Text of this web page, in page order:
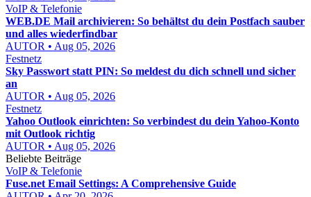
VoIP & Telefonie
WEB.DE Mail archivieren: So behältst du dein Postfach sauber
und alles wiederfindbar
AUTOR • Aug 05, 2026
Festnetz
Sky Passwort statt PIN: So meldest du dich schnell und sicher
an
AUTOR • Aug 05, 2026
Festnetz
Yahoo Outlook einrichten: So verbindest du dein Yahoo-Konto
mit Outlook richtig
AUTOR • Aug 05, 2026
Beliebte Beiträge
VoIP & Telefonie
Fuse.net Email Settings: A Comprehensive Guide